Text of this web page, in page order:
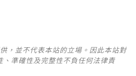
，並不代表本站的立場。因此本站對
、準確性及完整性不負任何法律責